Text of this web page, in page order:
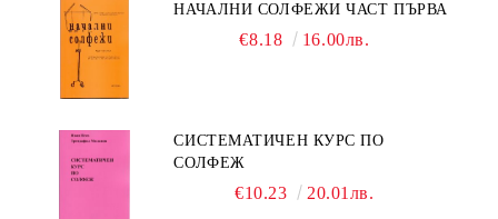
НАЧАЛНИ СОЛФЕЖИ ЧАСТ ПЪРВА
€8.18 16.00лв.
СИСТЕМАТИЧЕН КУРС ПО
СОЛФЕЖ
€10.23 20.01лв.